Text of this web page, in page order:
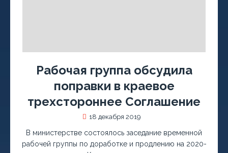
Рабочая группа обсудила
поправки в краевое
трехстороннее Соглашение
18 декабря 2019
В министерстве состоялось заседание временной
рабочей группы по доработке и продлению на 2020-